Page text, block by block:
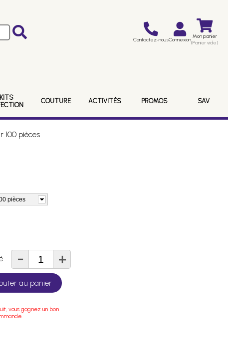
Contactez-nousConnexion Mon panier
(Panier vide)
KITS
COUTURE ACTIVITÉS PROMOS SAV
100 pièces
pièces
- +
au panier
vous gagnez un bon